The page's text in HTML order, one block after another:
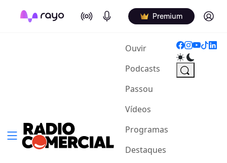
On Air Podcasts Premium Log in
Ouvir(current)
Podcasts
Passou
Vídeos
Programas
Destaques